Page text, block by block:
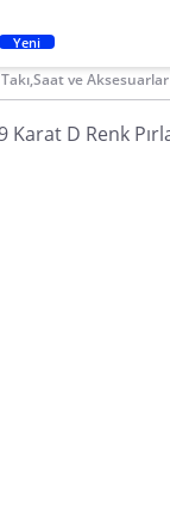
Yeni
Takı,Saat ve Aksesuarlar